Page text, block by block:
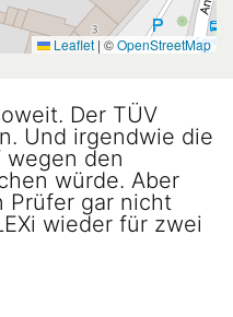
Leaflet | ©OpenStreetMap
Der TÜV
Und irgendwie die
wegen den
würde. Aber
Prüfer gar nicht
wieder für zwei